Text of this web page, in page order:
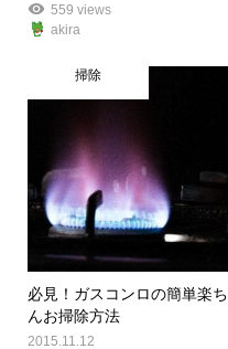
559 views
akira
掃除
必見！ガスコンロの簡単楽ち
んお掃除方法
2015.11.12